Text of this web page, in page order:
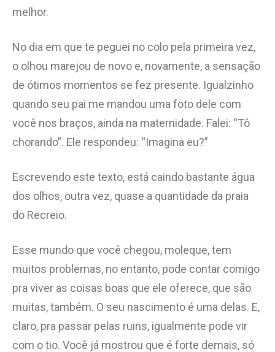
melhor.
No dia em que te peguei no colo pela primeira vez,
o olhou marejou de novo e, novamente, a sensação
de ótimos momentos se fez presente. Igualzinho
quando seu pai me mandou uma foto dele com
você nos braços, ainda na maternidade. Falei: “Tô
chorando”. Ele respondeu: “Imagina eu?”
Escrevendo este texto, está caindo bastante água
dos olhos, outra vez, quase a quantidade da praia
do Recreio.
Esse mundo que você chegou, moleque, tem
muitos problemas, no entanto, pode contar comigo
pra viver as coisas boas que ele oferece, que são
muitas, também. O seu nascimento é uma delas. E,
claro, pra passar pelas ruins, igualmente pode vir
com o tio. Você já mostrou que é forte demais, só